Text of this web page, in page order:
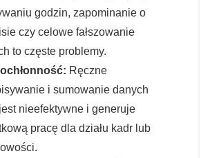
godzin, zapominanie o
czy celowe fałszowanie
to częste problemy.
Ręczne
i sumowanie danych
nieefektywne i generuje
pracę dla działu kadr lub